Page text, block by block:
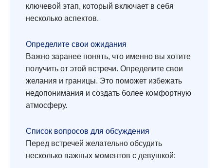
ключевой этап, который включает в себя
несколько аспектов.
Определите свои ожидания
Важно заранее понять, что именно вы хотите
получить от этой встречи. Определите свои
желания и границы. Это поможет избежать
недопонимания и создать более комфортную
атмосферу.
Список вопросов для обсуждения
Перед встречей желательно обсудить
несколько важных моментов с девушкой: